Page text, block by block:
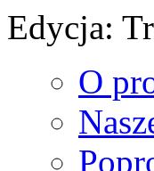
Edycja:
O